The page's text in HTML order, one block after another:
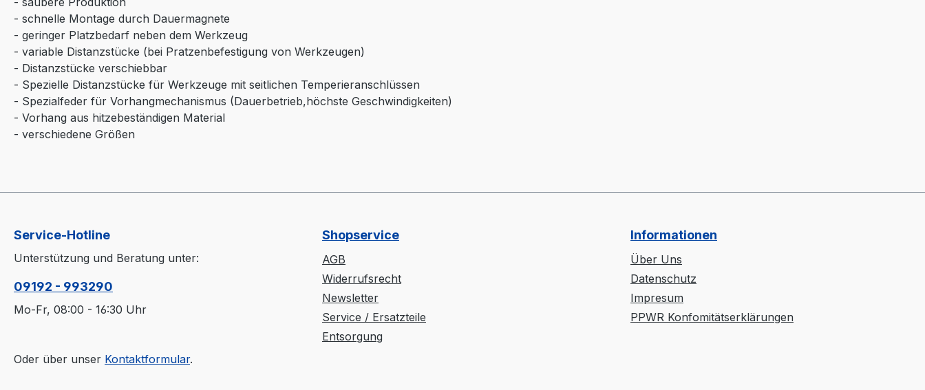
- schnelle Montage durch Dauermagnete
- geringer Platzbedarf neben dem Werkzeug
- variable Distanzstücke (bei Pratzenbefestigung von Werkzeugen)
- Distanzstücke verschiebbar
- Spezielle Distanzstücke für Werkzeuge mit seitlichen Temperieranschlüssen
- Spezialfeder für Vorhangmechanismus (Dauerbetrieb,höchste Geschwindigkeiten)
- Vorhang aus hitzebeständigen Material
- verschiedene Größen
Service-Hotline
Unterstützung und Beratung unter:
09192 - 993290
Mo-Fr, 08:00 - 16:30 Uhr
Oder über unser Kontaktformular.
Shopservice
AGB
Widerrufsrecht
Newsletter
Service / Ersatzteile
Entsorgung
Informationen
Über Uns
Datenschutz
Impresum
PPWR Konfomitätserklärungen